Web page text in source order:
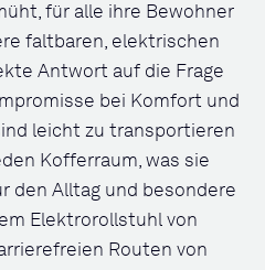
für alle ihre Bewohner
faltbaren, elektrischen
Antwort auf die Frage
bei Komfort und
leicht zu transportieren
Kofferraum, was sie
den Alltag und besondere
Elektrorollstuhl von
Routen von